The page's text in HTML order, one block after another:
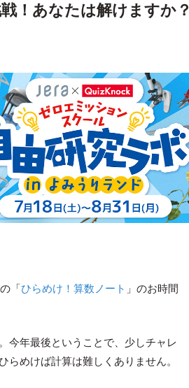
！あなたは解けますか？
「ひらめけ！算数ノート 」のお時間
今年最後ということで、少しチャレ
らめけば計算は難しくありません。